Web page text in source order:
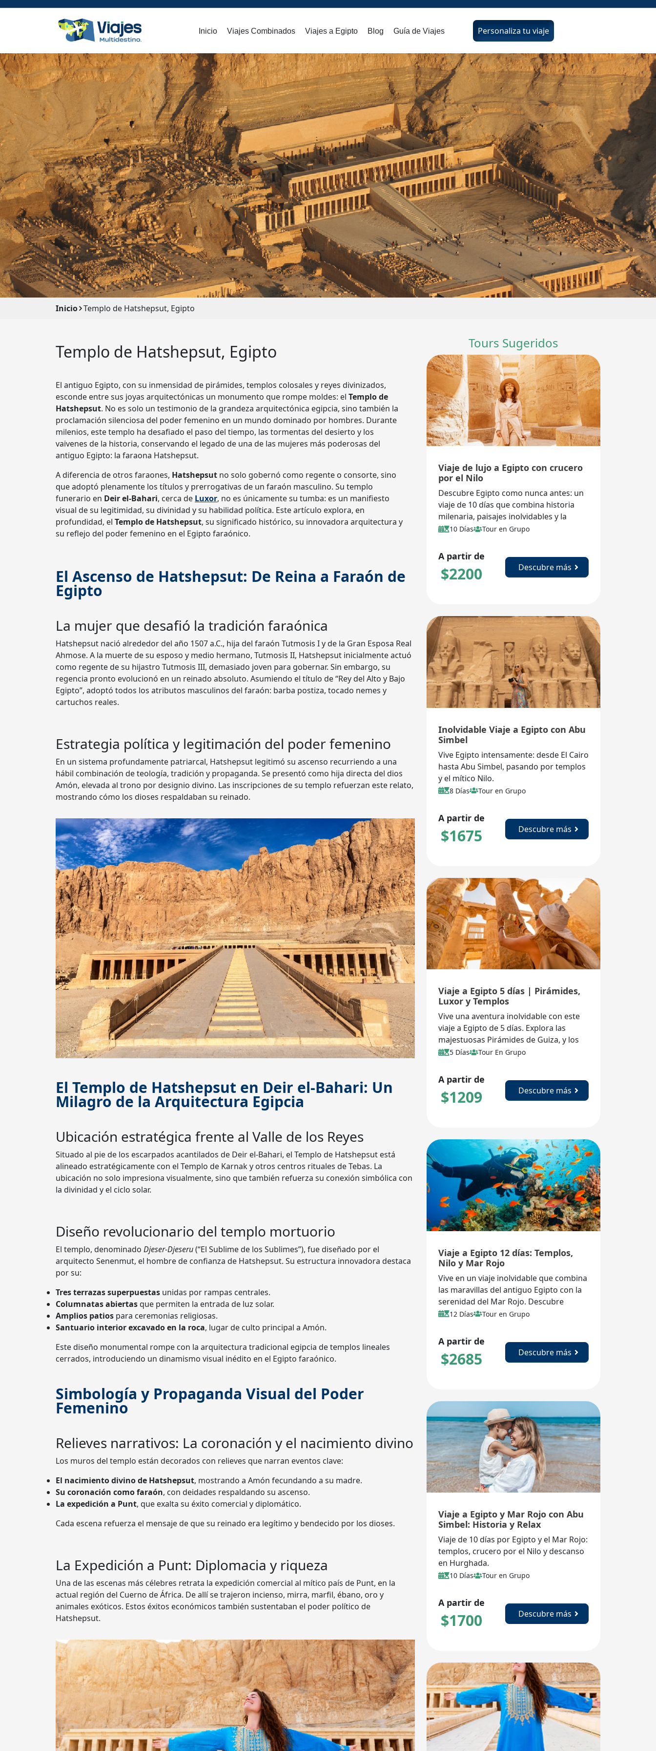
Inicio Viajes Combinados Viajes a Egipto Blog Guía de Viajes Personaliza tu viaje
Inicio Templo de Hatshepsut, Egipto
Templo de Hatshepsut, Egipto
El antiguo Egipto, con su inmensidad de pirámides, templos colosales y reyes divinizados,
esconde entre sus joyas arquitectónicas un monumento que rompe moldes: el Templo de
Hatshepsut. No es solo un testimonio de la grandeza arquitectónica egipcia, sino también la
proclamación silenciosa del poder femenino en un mundo dominado por hombres. Durante
milenios, este templo ha desafiado el paso del tiempo, las tormentas del desierto y los
vaivenes de la historia, conservando el legado de una de las mujeres más poderosas del
antiguo Egipto: la faraona Hatshepsut.
A diferencia de otros faraones, Hatshepsut no solo gobernó como regente o consorte, sino
que adoptó plenamente los títulos y prerrogativas de un faraón masculino. Su templo
funerario en Deir el-Bahari, cerca de Luxor, no es únicamente su tumba: es un manifiesto
visual de su legitimidad, su divinidad y su habilidad política. Este artículo explora, en
profundidad, el Templo de Hatshepsut, su significado histórico, su innovadora arquitectura y
su reflejo del poder femenino en el Egipto faraónico.
El Ascenso de Hatshepsut: De Reina a Faraón de
Egipto
La mujer que desafió la tradición faraónica
Hatshepsut nació alrededor del año 1507 a.C., hija del faraón Tutmosis I y de la Gran Esposa Real
Ahmose. A la muerte de su esposo y medio hermano, Tutmosis II, Hatshepsut inicialmente actuó
como regente de su hijastro Tutmosis III, demasiado joven para gobernar. Sin embargo, su
regencia pronto evolucionó en un reinado absoluto. Asumiendo el título de “Rey del Alto y Bajo
Egipto”, adoptó todos los atributos masculinos del faraón: barba postiza, tocado nemes y
cartuchos reales.
Estrategia política y legitimación del poder femenino
En un sistema profundamente patriarcal, Hatshepsut legitimó su ascenso recurriendo a una
hábil combinación de teología, tradición y propaganda. Se presentó como hija directa del dios
Amón, elevada al trono por designio divino. Las inscripciones de su templo refuerzan este relato,
mostrando cómo los dioses respaldaban su reinado.
El Templo de Hatshepsut en Deir el-Bahari: Un
Milagro de la Arquitectura Egipcia
Ubicación estratégica frente al Valle de los Reyes
Situado al pie de los escarpados acantilados de Deir el-Bahari, el Templo de Hatshepsut está
alineado estratégicamente con el Templo de Karnak y otros centros rituales de Tebas. La
ubicación no solo impresiona visualmente, sino que también refuerza su conexión simbólica con
la divinidad y el ciclo solar.
Diseño revolucionario del templo mortuorio
El templo, denominado Djeser-Djeseru(“El Sublime de los Sublimes”), fue diseñado por el
arquitecto Senenmut, el hombre de confianza de Hatshepsut. Su estructura innovadora destaca
por su:
Tres terrazas superpuestas unidas por rampas centrales.
Columnatas abiertasque permiten la entrada de luz solar.
Amplios patios para ceremonias religiosas.
Santuario interior excavado en la roca, lugar de culto principal a Amón.
Este diseño monumental rompe con la arquitectura tradicional egipcia de templos lineales
cerrados, introduciendo un dinamismo visual inédito en el Egipto faraónico.
Simbología y Propaganda Visual del Poder
Femenino
Relieves narrativos: La coronación y el nacimiento divino
Los muros del templo están decorados con relieves que narran eventos clave:
El nacimiento divino de Hatshepsut, mostrando a Amón fecundando a su madre.
Su coronación como faraón, con deidades respaldando su ascenso.
La expedición a Punt, que exalta su éxito comercial y diplomático.
Cada escena refuerza el mensaje de que su reinado era legítimo y bendecido por los dioses.
La Expedición a Punt: Diplomacia y riqueza
Una de las escenas más célebres retrata la expedición comercial al mítico país de Punt, en la
actual región del Cuerno de África. De allí se trajeron incienso, mirra, marfil, ébano, oro y
animales exóticos. Estos éxitos económicos también sustentaban el poder político de
Hatshepsut.
Tours Sugeridos
Viaje de lujo a Egipto con crucero
por el Nilo
Descubre Egipto como nunca antes: un
viaje de 10 días que combina historia
milenaria, paisajes inolvidables y la
comodidad de un crucero 5 estrellas
templos de Luxor, el Valle de los Reyes y
museos emblemáticos, con guías en
español, alojamiento de lujo y vuelos
10 Días Tour en Grupo
A partir de
$2200 Descubre más
Inolvidable Viaje a Egipto con Abu
Simbel
Vive Egipto intensamente: desde El Cairo
hasta Abu Simbel, pasando por templos
y el mítico Nilo.
8 Días Tour en Grupo
A partir de
$1675 Descubre más
Viaje a Egipto 5 días | Pirámides,
Luxor y Templos
Vive una aventura inolvidable con este
viaje a Egipto de 5 días. Explora las
majestuosas Pirámides de Guiza, y los
templos milenarios de Luxor.
5 Días Tour En Grupo
A partir de
$1209 Descubre más
Viaje a Egipto 12 días: Templos,
Nilo y Mar Rojo
Vive en un viaje inolvidable que combina
las maravillas del antiguo Egipto con la
serenidad del Mar Rojo. Descubre
templos milenarios, navega por el Nilo y
12 Días Tour en Grupo
A partir de
$2685 Descubre más
Viaje a Egipto y Mar Rojo con Abu
Simbel: Historia y Relax
Viaje de 10 días por Egipto y el Mar Rojo:
templos, crucero por el Nilo y descanso
en Hurghada.
10 Días Tour en Grupo
A partir de
$1700 Descubre más